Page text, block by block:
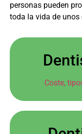
personas pueden
toda la vida de unos
Coste,